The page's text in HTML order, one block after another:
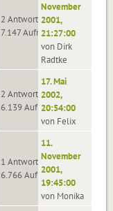
2 Antworten
7.147 Aufrufe
November
2001,
21:27:00
von Dirk
Radtke
2 Antworten
6.139 Aufrufe
17. Mai
2002,
20:54:00
von Felix
1 Antworten
6.766 Aufrufe
11.
November
2001,
19:45:00
von Monika